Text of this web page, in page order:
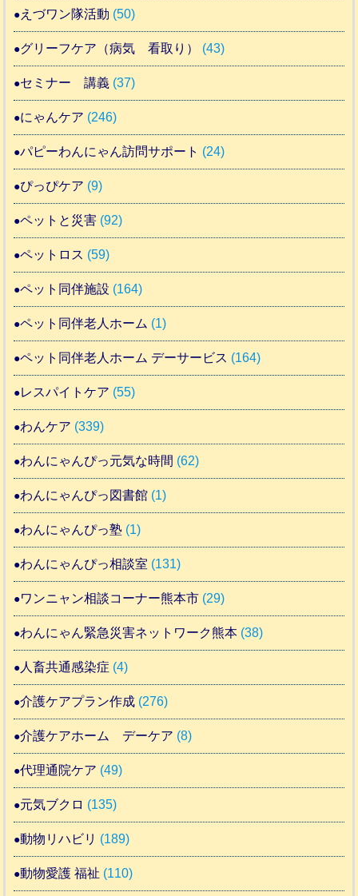
えづワン隊活動 (50)
グリーフケア（病気 看取り） (43)
セミナー 講義 (37)
にゃんケア (246)
パピーわんにゃん訪問サポート (24)
ぴっぴケア (9)
ペットと災害 (92)
ペットロス (59)
ペット同伴施設 (164)
ペット同伴老人ホーム (1)
ペット同伴老人ホーム デーサービス (164)
レスパイトケア (55)
わんケア (339)
わんにゃんぴっ元気な時間 (62)
わんにゃんぴっ図書館 (1)
わんにゃんぴっ塾 (1)
わんにゃんぴっ相談室 (131)
ワンニャン相談コーナー熊本市 (29)
わんにゃん緊急災害ネットワーク熊本 (38)
人畜共通感染症 (4)
介護ケアプラン作成 (276)
介護ケアホーム デーケア (8)
代理通院ケア (49)
元気ブクロ (135)
動物リハビリ (189)
動物愛護 福祉 (110)